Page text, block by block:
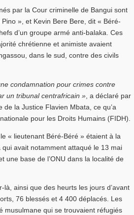
par la Cour criminelle de Bangui sont
», et Kevin Bere Bere, dit « Béré-
d’un groupe armé anti-balaka. Ces
chrétienne et animiste avaient
dans le sud, contre des civils
condamnation pour crimes contre
un tribunal centrafricain » , a déclaré par
de la Justice Flavien Mbata, ce qu’a
pour les Droits Humains (FIDH).
« lieutenant Béré-Béré » étaient à la
qui avait notamment attaqué le 13 mai
une base de l’ONU dans la localité de
là, ainsi que des heurts les jours d’avant
76 blessés et 4 400 déplacés. Les
musulmane qui se trouvaient réfugiés